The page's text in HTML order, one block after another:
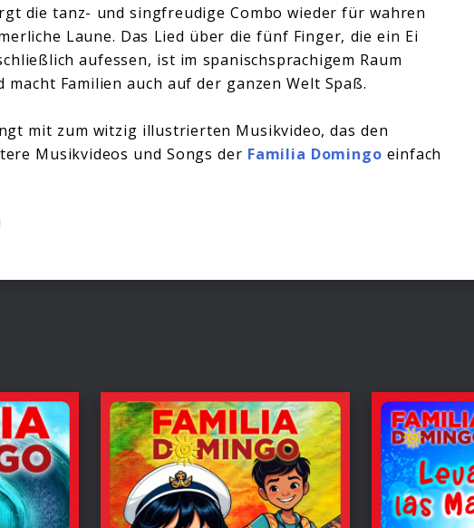
die tanz- und singfreudige Combo wieder für wahren
Laune. Das Lied über die fünf Finger, die ein Ei
aufessen, ist im spanischsprachigem Raum
Familien auch auf der ganzen Welt Spaß.
mit zum witzig illustrierten Musikvideo, das den
Musikvideos und Songs der Familia Domingo einfach